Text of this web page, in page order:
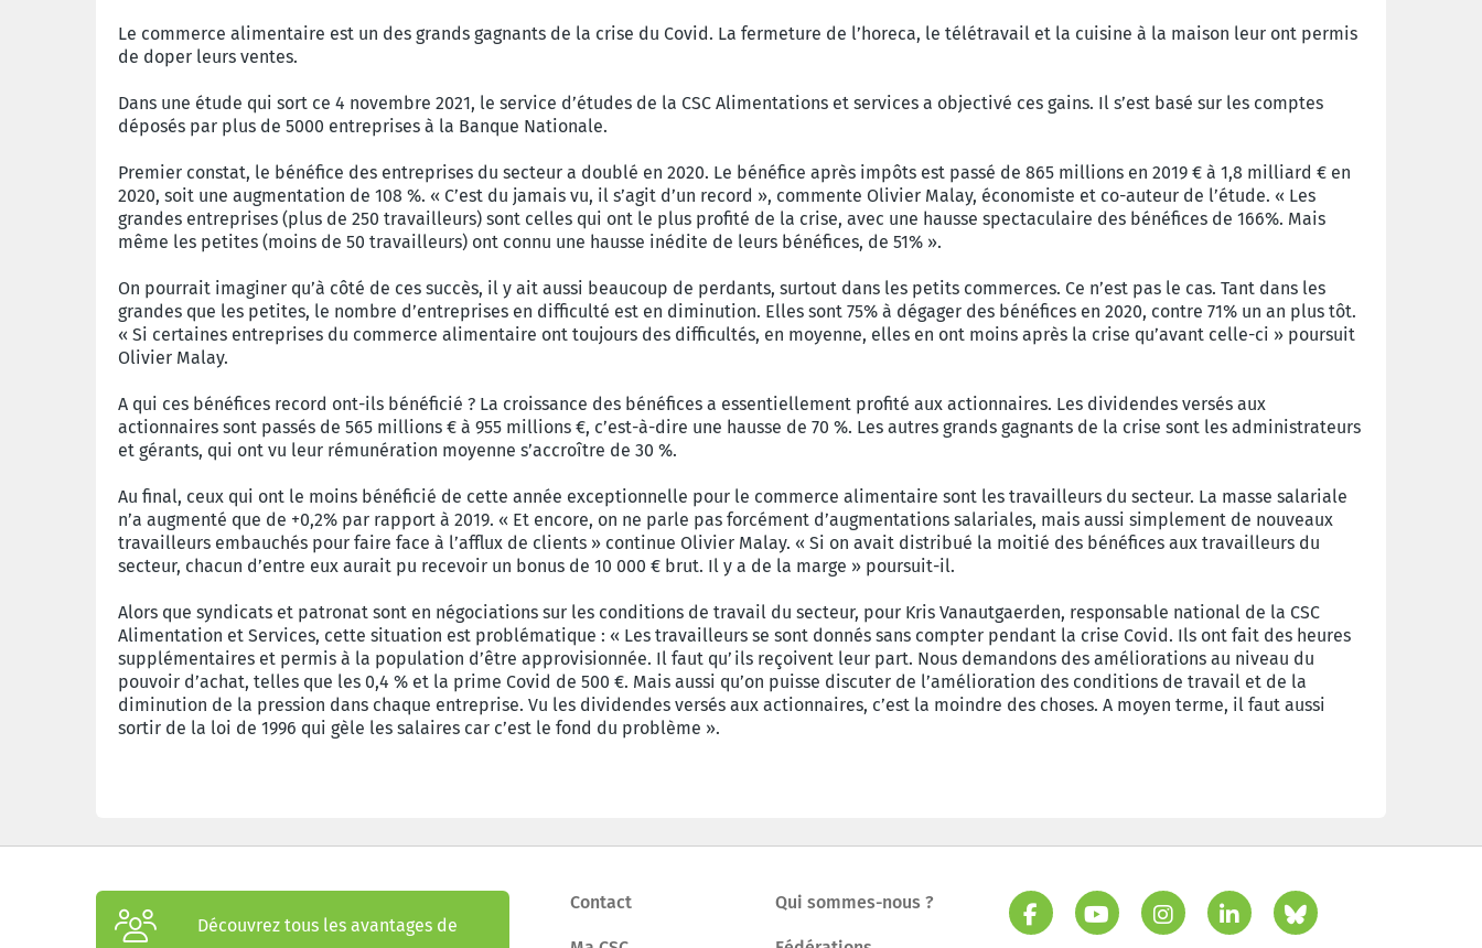
Le commerce alimentaire est un des grands gagnants de la crise du Covid. La fermeture de l’horeca, le télétravail et la cuisine à la maison leur ont permis
de doper leurs ventes.
Dans une étude qui sort ce 4 novembre 2021, le service d’études de la CSC Alimentations et services a objectivé ces gains. Il s’est basé sur les comptes
déposés par plus de 5000 entreprises à la Banque Nationale.
Premier constat, le bénéfice des entreprises du secteur a doublé en 2020. Le bénéfice après impôts est passé de 865 millions en 2019 € à 1,8 milliard € en
2020, soit une augmentation de 108 %. « C’est du jamais vu, il s’agit d’un record », commente Olivier Malay, économiste et co-auteur de l’étude. « Les
grandes entreprises (plus de 250 travailleurs) sont celles qui ont le plus profité de la crise, avec une hausse spectaculaire des bénéfices de 166%. Mais
même les petites (moins de 50 travailleurs) ont connu une hausse inédite de leurs bénéfices, de 51% ».
On pourrait imaginer qu’à côté de ces succès, il y ait aussi beaucoup de perdants, surtout dans les petits commerces. Ce n’est pas le cas. Tant dans les
grandes que les petites, le nombre d’entreprises en difficulté est en diminution. Elles sont 75% à dégager des bénéfices en 2020, contre 71% un an plus tôt.
« Si certaines entreprises du commerce alimentaire ont toujours des difficultés, en moyenne, elles en ont moins après la crise qu’avant celle-ci » poursuit
Olivier Malay.
A qui ces bénéfices record ont-ils bénéficié ? La croissance des bénéfices a essentiellement profité aux actionnaires. Les dividendes versés aux
actionnaires sont passés de 565 millions € à 955 millions €, c’est-à-dire une hausse de 70 %. Les autres grands gagnants de la crise sont les administrateurs
et gérants, qui ont vu leur rémunération moyenne s’accroître de 30 %.
Au final, ceux qui ont le moins bénéficié de cette année exceptionnelle pour le commerce alimentaire sont les travailleurs du secteur. La masse salariale
n’a augmenté que de +0,2% par rapport à 2019. « Et encore, on ne parle pas forcément d’augmentations salariales, mais aussi simplement de nouveaux
travailleurs embauchés pour faire face à l’afflux de clients » continue Olivier Malay. « Si on avait distribué la moitié des bénéfices aux travailleurs du
secteur, chacun d’entre eux aurait pu recevoir un bonus de 10 000 € brut. Il y a de la marge » poursuit-il.
Alors que syndicats et patronat sont en négociations sur les conditions de travail du secteur, pour Kris Vanautgaerden, responsable national de la CSC
Alimentation et Services, cette situation est problématique : « Les travailleurs se sont donnés sans compter pendant la crise Covid. Ils ont fait des heures
supplémentaires et permis à la population d’être approvisionnée. Il faut qu’ils reçoivent leur part. Nous demandons des améliorations au niveau du
pouvoir d’achat, telles que les 0,4 % et la prime Covid de 500 €. Mais aussi qu’on puisse discuter de l’amélioration des conditions de travail et de la
diminution de la pression dans chaque entreprise. Vu les dividendes versés aux actionnaires, c’est la moindre des choses. A moyen terme, il faut aussi
sortir de la loi de 1996 qui gèle les salaires car c’est le fond du problème ».
Découvrez tous les avantages de
Contact Qui sommes-nous ?